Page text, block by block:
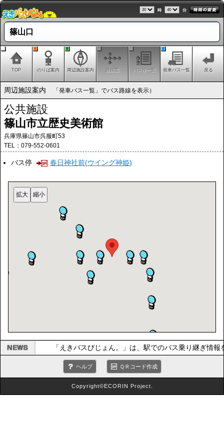
時 分
篠山口
TOP のりば案内 周辺施設案内 路線図 バス停一覧 発車バス一覧 戻る
周辺施設案内 「発車バス一覧」でバス路線を表示）
公共施設
篠山市立歴史美術館
兵庫県篠山市呉服町53
TEL：079-552-0601
バス停 春日神社前(ウイング神姫)
「えきバスびじょん。」は、駅でのバス乗り継ぎ情
ヘルプ ＱＲコード作成
Copyright©ECORIN Project.